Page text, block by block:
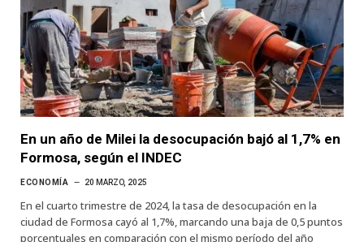
En un año de Milei la desocupación bajó al 1,7% en
Formosa, según el INDEC
ECONOMÍA 20 MARZO, 2025
En el cuarto trimestre de 2024, la tasa de desocupación en la
ciudad de Formosa cayó al 1,7%, marcando una baja de 0,5 puntos
porcentuales en comparación con el mismo período del año